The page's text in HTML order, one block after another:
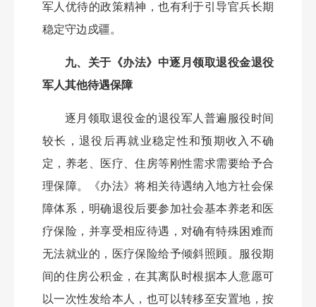
军人优待的政策精神，也有利于引导官兵长期
稳定守边戍疆。
九、关于《办法》中逐月领取退役金退役
军人其他待遇保障
逐月领取退役金的退役军人普遍服役时间
较长，退役后再就业稳定性和预期收入不确
定，养老、医疗、住房等刚性需求需要给予合
理保障。《办法》将相关待遇纳入地方社会保
障体系，明确退役后要参加社会基本养老和医
疗保险，并享受相应待遇，对确有特殊困难而
无法就业的，医疗保险给予倾斜照顾。服役期
间的住房公积金，在其离队时根据本人意愿可
以一次性发给本人，也可以转移至安置地，按